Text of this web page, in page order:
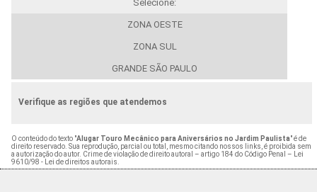
Selecione:
ZONA OESTE
ZONA SUL
GRANDE SÃO PAULO
Verifique as regiões que atendemos
O conteúdo do texto "Alugar Touro Mecânico para Aniversários no Jardim Paulista" é de
direito reservado. Sua reprodução, parcial ou total, mesmo citando nossos links, é proibida sem
a autorização do autor. Crime de violação de direito autoral – artigo 184 do Código Penal –
Lei
9610/98 - Lei de direitos autorais